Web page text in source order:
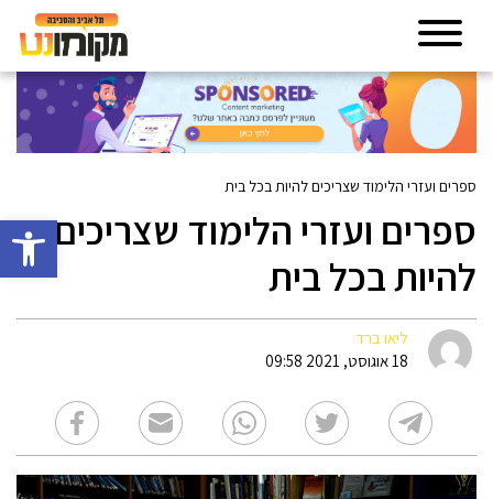
פתח
ספרים ועזרי הלימוד שצריכים להיות בכל בית
ספרים ועזרי הלימוד שצריכים
להיות בכל בית
ליאו ברד
18 אוגוסט, 2021 09:58